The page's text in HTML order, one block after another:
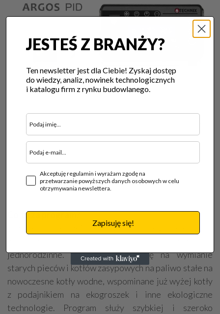
Co to za program?
„Czyste Powietrze” to program, którego celem jest
jednorodzinne. Program skupia się na wymianie
starych pieców i kotłów zasypowych na paliwo stałe na
nowoczesne kotły wodne, wspominane już wyżej kotły
z podajnikiem na ekogroszek i inne ekologiczne
technologie. Program służy szybkiej i szeroko
JESTEŚ Z BRANŻY?
Ten newsletter jest dla Ciebie! Zyskaj dostęp
do wiedzy, analiz, nowinek technologicznych
i katalogu firm z rynku budowlanego.
Akceptuję regulamin i wyrażam zgodę na
przetwarzanie powyższych danych osobowych w celu
otrzymywania newslettera.
Zapisuję się!